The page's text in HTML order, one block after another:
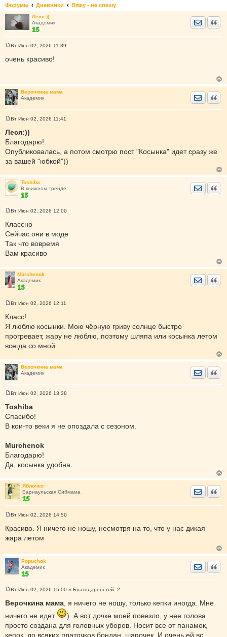
Форумы Дневники Вяжу - не спешу
Леся:))
Академик
о
н
и
е
Вт Июн 02, 2026 11:39
очень красиво!
Верочкина мама
Академик
о
б
е
н
Вт Июн 02, 2026 11:41
Леся:))
Благодарю!
Опубликовалась, а потом смотрю пост "Косынка" идет сразу же
за вашей "юбкой"))
Toshiba
В книжном тренде
о
б
е
н
Вт Июн 02, 2026 12:00
Классно
Сейчас они в моде
Так что вовремя
Вам красиво
Murchenok
Академик
о
б
е
н
Вт Июн 02, 2026 12:11
Класс!
Я люблю косынки. Мою чёрную гриву солнце быстро
прогревает, жару не люблю, поэтому шляпа или косынка летом
всегда со мной.
Верочкина мама
Академик
о
б
е
е
Вт Июн 02, 2026 13:38
Toshiba
Спасибо!
В кои-то веки я не опоздала с сезоном.
Murchenok
Благодарю!
Да, косынка удобна.
Яблочко
Барнаульская Сибмама
о
б
щ
н
и
е
Вт Июн 02, 2026 14:50
Красиво. Я ничего не ношу, несмотря на то, что у нас дикая
жара летом
Popuchok
Академик
о
щ
е
Вт Июн 02, 2026 15:00 » Благодарностей: 2
Верочкина мама , я ничего не ношу, только кепки иногда. Мне
ничего не идет
). А вот дочке моей повезло, у нее голова
просто создана для головных уборов. Носит все от панамок,
кепок, до всяких платочков бондан, шапочек. И очень ей вс